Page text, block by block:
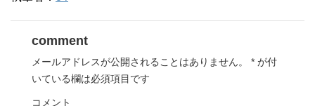
comment
メールアドレスが公開されることはありません。 * が付
いている欄は必須項目です
コメント